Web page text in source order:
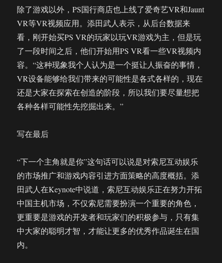
除了游戏以外，PS国行商店也上线了爱奇艺VR和Jaunt
VR等VR视频应用。添田武人表示，从后台数据来
看，刚开始买PS VR的玩家以玩VR游戏为主，但是玩
了一段时间之后，他们开始用PS VR看一些VR视频内
容。“这种现象我个人认为是一个挺让人振奋的事情，
VR设备能够给我们带来的可能性是各式各样的，现在
还是大家在探索在创造的阶段，所以我们要尽量想把
各种各样可能性先挖掘出来。”
写在最后
“下一个主角就是你”这句话可以说是对索尼互动娱乐
的市场推广和游戏内容引进方面策略的高度概括。添
田武人在Keynote中说道，索尼互动娱乐正在努力开拓
中国主机市场，不仅索尼需要扮演一个重要的角色，
更重要是游戏的开发者和玩家们的积极参与，只有集
中大家的聪明才智，才能让更多的优秀作品诞生在国
内。